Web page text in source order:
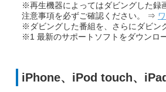
※再生機器によってはダビングした録
注意事項を必ずご確認ください。 ⇒
※ダビングした番組を、さらにダビン
※1 最新のサポートソフトをダウンロ
iPhone、iPod touch、